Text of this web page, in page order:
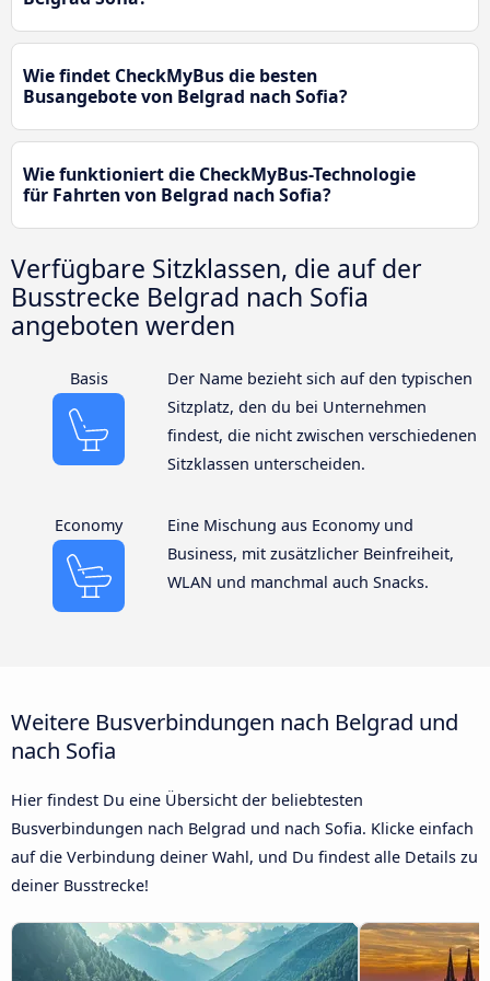
Wie findet CheckMyBus die besten
Busangebote von Belgrad nach Sofia?
Wie funktioniert die CheckMyBus-Technologie
für Fahrten von Belgrad nach Sofia?
Verfügbare Sitzklassen, die auf der
Busstrecke Belgrad nach Sofia
angeboten werden
Basis
Der Name bezieht sich auf den typischen
Sitzplatz, den du bei Unternehmen
findest, die nicht zwischen verschiedenen
Sitzklassen unterscheiden.
Economy
Eine Mischung aus Economy und
Business, mit zusätzlicher Beinfreiheit,
WLAN und manchmal auch Snacks.
Weitere Busverbindungen nach Belgrad und
nach Sofia
Hier findest Du eine Übersicht der beliebtesten
Busverbindungen nach Belgrad und nach Sofia. Klicke einfach
auf die Verbindung deiner Wahl, und Du findest alle Details zu
deiner Busstrecke!